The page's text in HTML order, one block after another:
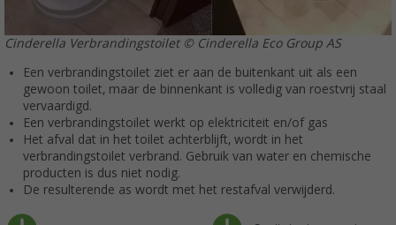
Cinderella Verbrandingstoilet © Cinderella Eco Group AS
Een verbrandingstoilet ziet er aan de buitenkant uit als een
gewoon toilet, maar de binnenkant is volledig van roestvrij staal
vervaardigd.
Een verbrandingstoilet werkt op elektriciteit en/of gas
Het afval dat in het toilet achterblijft, wordt in het
verbrandingstoilet verbrand. Gebruik van water en chemische
producten is dus niet nodig.
De resulterende as wordt met het restafval verwijderd.